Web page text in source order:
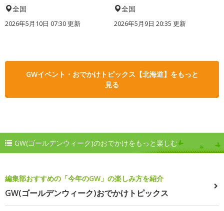
全国
2026年5月10日 07:30 更新
全国
2026年5月9日 20:35 更新
GWイベント・おでかけトピックス【北海道】をもっと
見る
GW(ゴールデンウィーク)のおでかけをもっと楽しむ
編集部おすすめの「今年のGW」の楽しみ方を紹介
GW(ゴールデンウィーク)おでかけトピックス